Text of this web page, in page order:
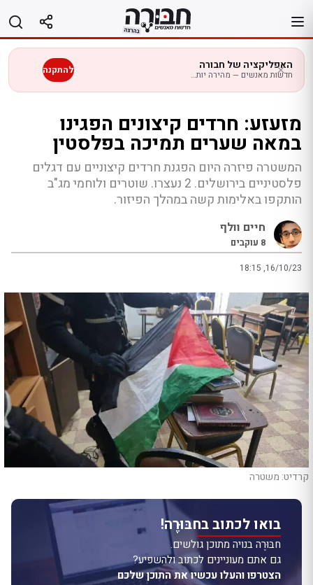
לתוכן
האפליקציה של חבורה
חדשות מאנשים — מהירה יותר בנייד להתקנה
מזעזע: חרדים קיצונים הפגינו
במאה שערים תמיכה בפלסטין
המשטרה פיזרה היום הפגנת חרדים קיצוניים עם דגלים
פלסטיניים בירושלים. 2 נעצרו. שוטרים ולוחמי מג"ב
הותקפו באלימות קשה במהלך הפיזור.
חיים וולף
8 עוקבים
18:15 ,16/10/23
קרדיט: משטרה
בואו לכתוב בחבּוּרֶה!
חבּוּרֶה בנויה מתוכן גולשים.
גם אתם מעוניינים לכתוב ולהשפיע?
הצטרפו והעלו עכשיו את התוכן שלכם